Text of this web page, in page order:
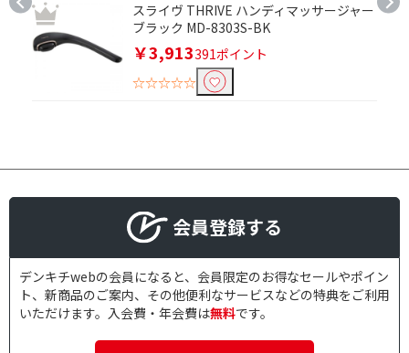
スライヴ THRIVE ハンディマッサージャー
ブラック MD-8303S-BK
￥3,913391ポイント
☆☆☆☆☆
会員登録する
デンキチwebの会員になると、会員限定のお得なセールやポイン
ト、新商品のご案内、その他便利なサービスなどの特典をご利用
いただけます。入会費・年会費は無料です。